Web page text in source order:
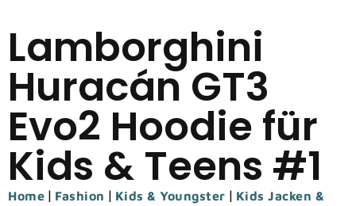
Lamborghini
Huracán GT3
Evo2 Hoodie für
Kids & Teens #1
Home | Fashion | Kids & Youngster | Kids Jacken &